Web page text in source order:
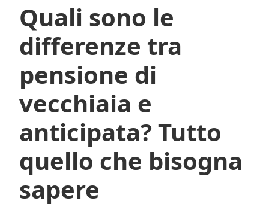
Quali sono le
differenze tra
pensione di
vecchiaia e
anticipata? Tutto
quello che bisogna
sapere